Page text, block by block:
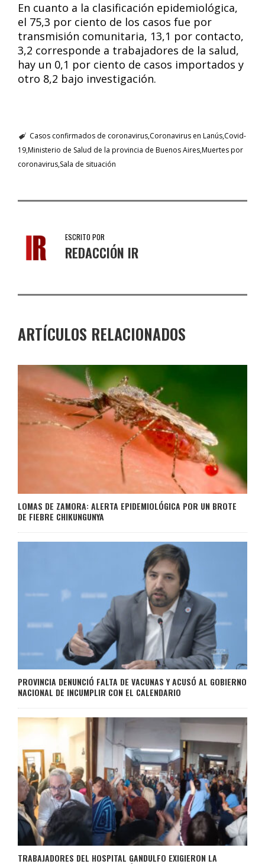
En cuanto a la clasificación epidemiológica,
el 75,3 por ciento de los casos fue por
transmisión comunitaria, 13,1 por contacto,
3,2 corresponde a trabajadores de la salud,
hay un 0,1 por ciento de casos importados y
otro 8,2 bajo investigación.
Casos confirmados de coronavirusCoronavirus en LanúsCovid-
19Ministerio de Salud de la provincia de Buenos AiresMuertes por
coronavirus Sala de situación
ESCRITO POR
REDACCIÓN IR
ARTÍCULOS RELACIONADOS
LOMAS DE ZAMORA: ALERTA EPIDEMIOLÓGICA POR UN BROTE
DE FIEBRE CHIKUNGUNYA
PROVINCIA DENUNCIÓ FALTA DE VACUNAS Y ACUSÓ AL GOBIERNO
NACIONAL DE INCUMPLIR CON EL CALENDARIO
TRABAJADORES DEL HOSPITAL GANDULFO EXIGIERON LA